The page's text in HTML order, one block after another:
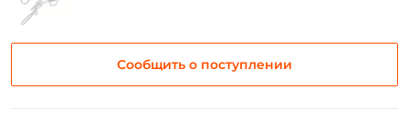
Сообщить о поступлении